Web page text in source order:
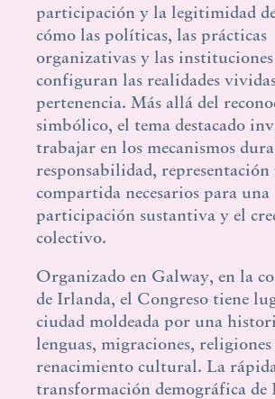
participación y la legitimidad
cómo las políticas, las prácticas
organizativas y las
configuran las realidades
pertenencia. Más allá del
simbólico, el tema destacado
trabajar en los mecanismos
responsabilidad,
compartida necesarios para una
participación sustantiva y el
colectivo.
Organizado en Galway, en la
de Irlanda, el Congreso tiene
ciudad moldeada por una
lenguas, migraciones,
renacimiento cultural. La
transformación demográfica de